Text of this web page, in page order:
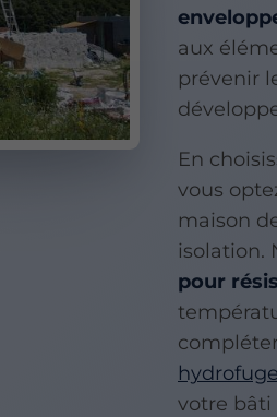
aux
prévenir
En
vous
maison
isolation.
pour
hydrofuge
votre bâti